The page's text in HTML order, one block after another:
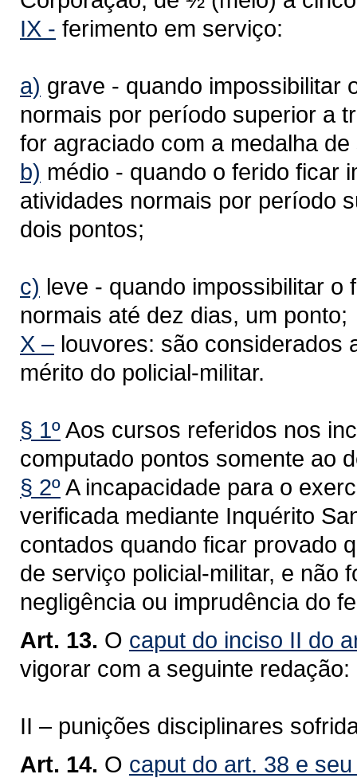
IX - ferimento em serviço:
a) grave - quando impossibilitar
normais por período superior a
for agraciado com a medalha de
b) médio - quando o ferido ficar
atividades normais por período
dois pontos;
c) leve - quando impossibilitar
normais até dez dias, um ponto;
X –louvores: são considerados
mérito do policial-militar.
§ 1ºAos cursos referidos nos
computado pontos somente ao
§ 2ºA incapacidade para o
verificada mediante Inquérito
contados quando ficar provado
de serviço policial-militar, e não
negligência ou imprudência do
Art. 13. O caput do inciso II do
vigorar com a seguinte redação:
II – punições disciplinares
Art. 14. O caput do art. 38 e